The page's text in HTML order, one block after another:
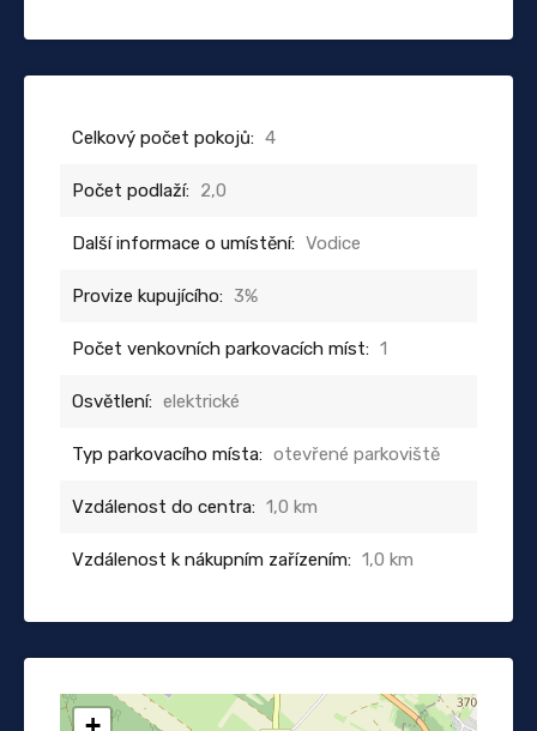
Celkový počet pokojů: 4
Počet podlaží: 2,0
Další informace o umístění: Vodice
Provize kupujícího: 3%
Počet venkovních parkovacích míst: 1
Osvětlení: elektrické
Typ parkovacího místa: otevřené parkoviště
Vzdálenost do centra: 1,0 km
Vzdálenost k nákupním zařízením: 1,0 km